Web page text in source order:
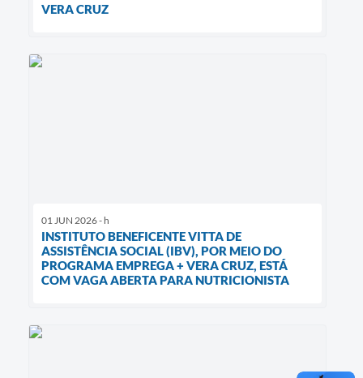
VERA CRUZ
01 JUN 2026 - h
INSTITUTO BENEFICENTE VITTA DE
ASSISTÊNCIA SOCIAL (IBV), POR MEIO DO
PROGRAMA EMPREGA + VERA CRUZ, ESTÁ
COM VAGA ABERTA PARA NUTRICIONISTA